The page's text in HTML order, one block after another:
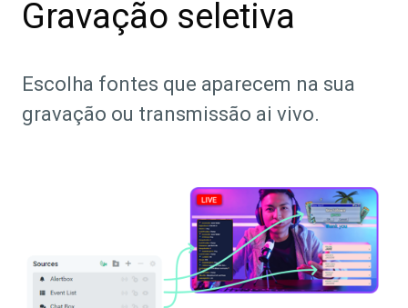
Gravação seletiva
Escolha fontes que aparecem na sua
gravação ou transmissão ai vivo.